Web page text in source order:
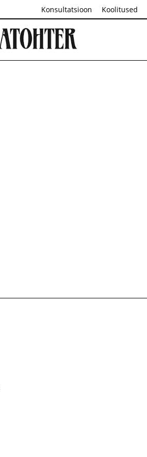
Konsultatsioon Koolitused